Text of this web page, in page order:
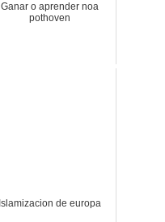
Ganar o aprender noa
pothoven
Islamizacion de europa